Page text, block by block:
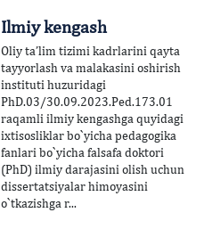
Ilmiy kengash
Oliy ta’lim tizimi kadrlarini qayta
tayyorlash va malakasini oshirish
instituti huzuridagi
PhD.03/30.09.2023.Ped.173.01
raqamli ilmiy kengashga quyidagi
ixtisosliklar bo`yicha pedagogika
fanlari bo`yicha falsafa doktori
(PhD) ilmiy darajasini olish uchun
dissertatsiyalar himoyasini
o`tkazishga r...